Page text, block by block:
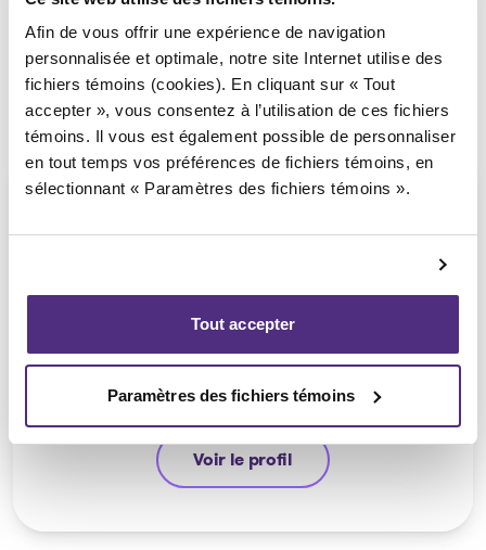
Afin de vous offrir une expérience de navigation
personnalisée et optimale, notre site Internet utilise des
fichiers témoins (cookies). En cliquant sur « Tout
accepter », vous consentez à l’utilisation de ces fichiers
témoins. Il vous est également possible de personnaliser
en tout temps vos préférences de fichiers témoins, en
sélectionnant « Paramètres des fichiers témoins ».
Tout accepter
Paramètres des fichiers témoins
Yannick Bourassa-Milot
CPA, MBA, PAIR, SAI
Voir le profil
Yannick Bourassa-Milot